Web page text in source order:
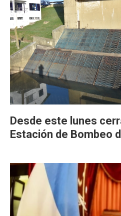
Desde este lunes
Estación de Bombeo